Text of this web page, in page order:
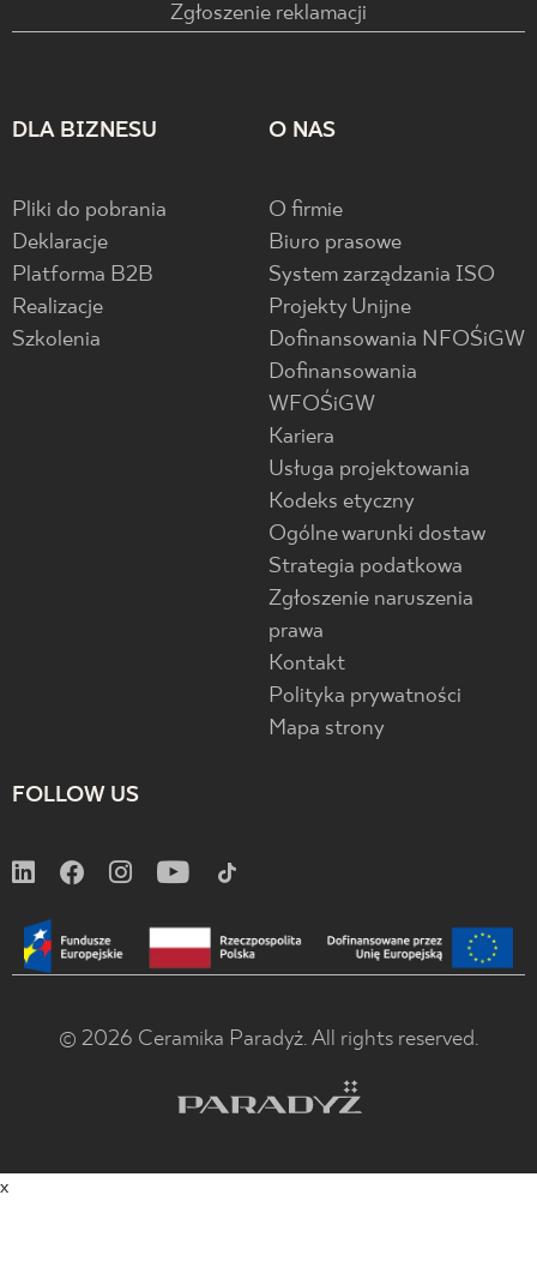
Zgłoszenie reklamacji
DLA BIZNESU
Pliki do pobrania
Deklaracje
Platforma B2B
Realizacje
Szkolenia
O NAS
O firmie
Biuro prasowe
System zarządzania ISO
Projekty Unijne
Dofinansowania NFOŚiGW
Dofinansowania
WFOŚiGW
Kariera
Usługa projektowania
Kodeks etyczny
Ogólne warunki dostaw
Strategia podatkowa
Zgłoszenie naruszenia
prawa
Kontakt
Polityka prywatności
Mapa strony
FOLLOW US
© 2026 Ceramika Paradyż. All rights reserved.
x